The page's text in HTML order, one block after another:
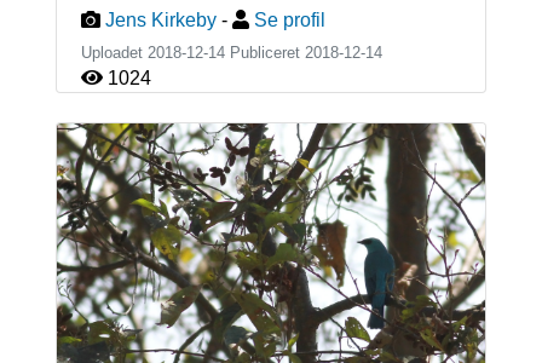
Jens Kirkeby - Se profil
Uploadet 2018-12-14 Publiceret 2018-12-14
1024